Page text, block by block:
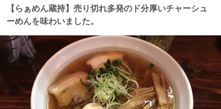
【らぁめん蔵持】売り切れ多発のド分厚いチャーシュ
ーめんを味わいました。